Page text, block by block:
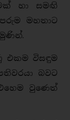
හා සමඟි
මහතාට
එකම විසඳුම
බවට
වුණෙත්